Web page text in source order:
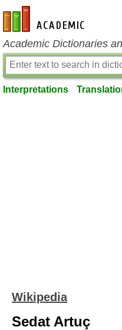
en-academic.com
Academic Dictionaries
Interpretations
Wikipedia
Sedat Artuç